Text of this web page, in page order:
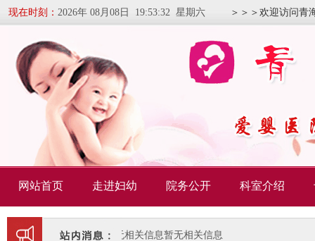
现在时刻： 2026年 08月08日 19:53:33 星期六 ＞＞＞欢迎访问青
网站首页 走进妇幼 院务公开 科室介绍
暂无相关信息暂无相关信息